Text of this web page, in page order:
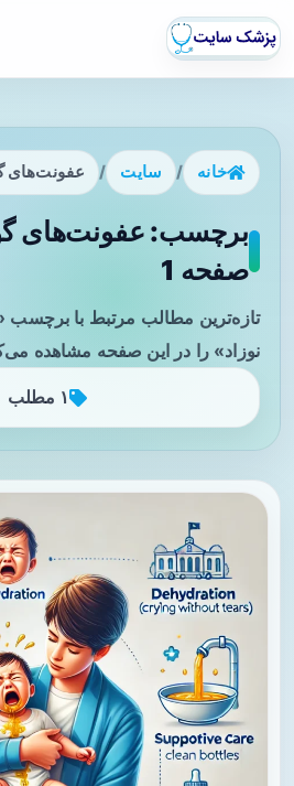
خانه / سایت / عفونت‌های
برچسب: عفونت‌های
صفحه 1
تازه‌ترین مطالب مرتبط با
نوزاد» را در این صفحه مشاهده
۱ مطلب